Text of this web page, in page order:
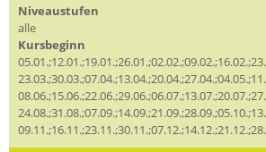
Niveaustufen
alle
Kursbeginn